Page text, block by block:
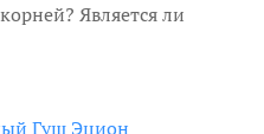
Является ли